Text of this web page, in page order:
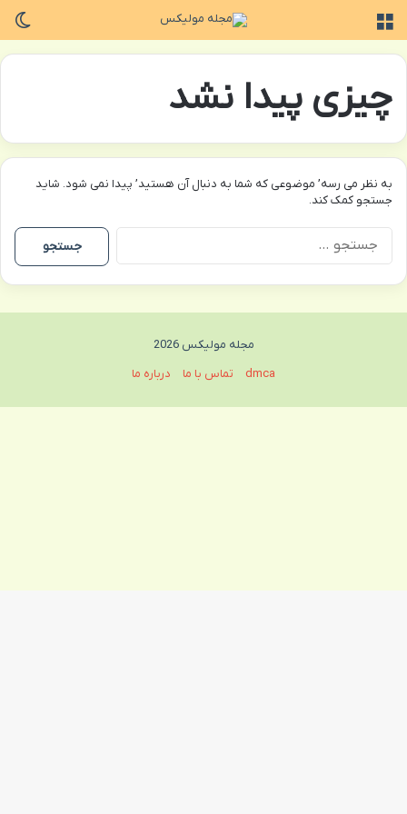
چیزی پیدا نشد
به نظر می رسه’ موضوعی که شما به دنبال آن هستید’ پیدا نمی شود. شاید
جستجو کمک کند.
جستجو
مجله مولیکس 2026
dmca
تماس با ما درباره ما